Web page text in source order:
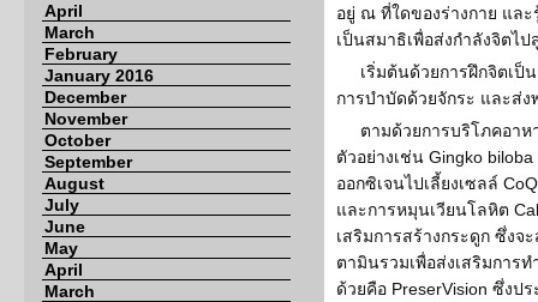
April
March
February
January 2016
December
November
October
September
August
July
June
May
April
March
อยู่ ณ ที่ใดของร่างกาย และ
เป็นสมาธิเพื่อส่งกำลังจิตไ
เริ่มต้นด้วยการฝึกจิตเป็
การบำบัดด้วยจักระ และส่
ตามด้วยการบริโภคอาห
ตัวอย่างเช่น Gingko
ออกซิเจนไปเลี้ยงเซลล์
และการหมุนเวียนโลหิต
เสริมการสร้างกระดูก ซึ่งจ
ตามินรวมเพื่อส่งเสริมการ
ด้วยคือ PreserVision ซึ่งป